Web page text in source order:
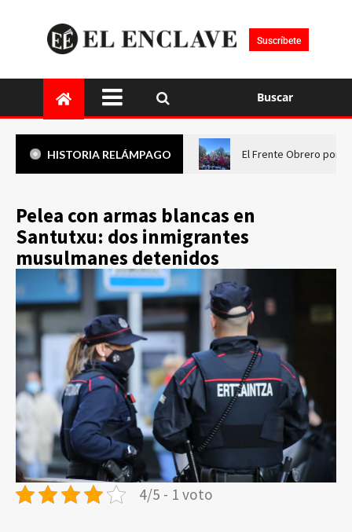
Suscríbete
Buscar
HISTORIA RELÁMPAGO El Frente Obrero pone
Pelea con armas blancas en
Santutxu: dos inmigrantes
musulmanes detenidos
4/5 - 1 voto